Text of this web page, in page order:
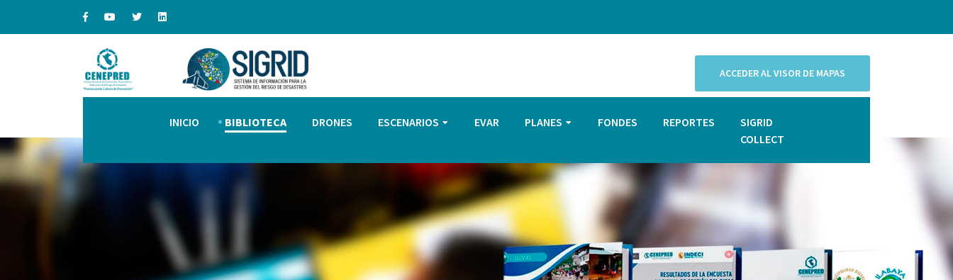
ACCEDER AL VISOR DE MAPAS
INICIO BIBLIOTECA DRONES ESCENARIOS EVAR PLANES FONDES REPORTES
SIGRID
COLLECT